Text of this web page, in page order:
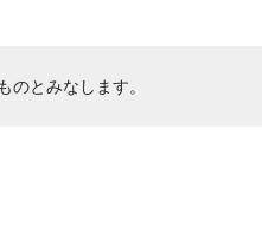
のとみなします。